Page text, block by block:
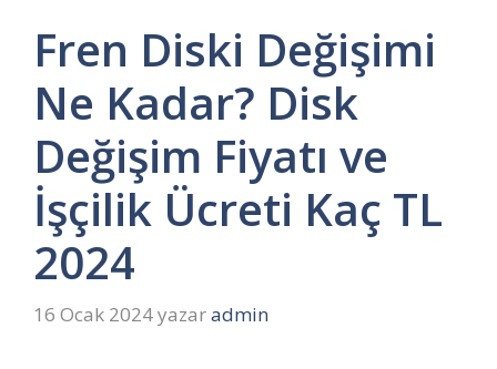
Fren Diski Değişimi
Ne Kadar? Disk
Değişim Fiyatı ve
İşçilik Ücreti Kaç TL
2024
16 Ocak 2024yazaradmin